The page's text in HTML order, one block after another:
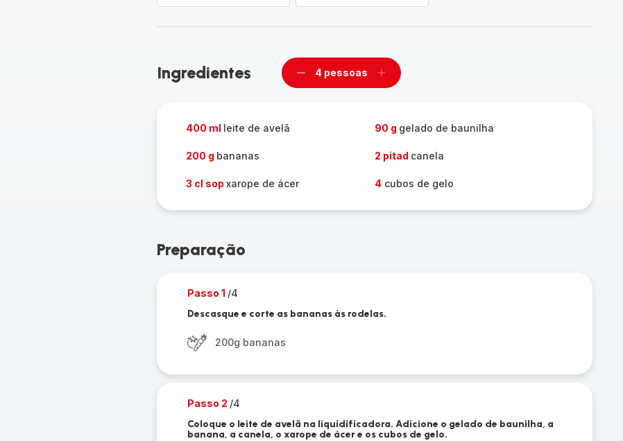
Ingredientes
Remover
4 pessoas
Adicionar
400 ml leite de avelã 90 g gelado de baunilha
200 g bananas 2 pitad canela
3 cl sop xarope de ácer 4cubos de gelo
Preparação
Passo 1 /4
Descasque e corte as bananas às rodelas.
200g bananas
Passo 2 /4
Coloque o leite de avelã na liquidificadora. Adicione o gelado de baunilha, a
banana, a canela, o xarope de ácer e os cubos de gelo.